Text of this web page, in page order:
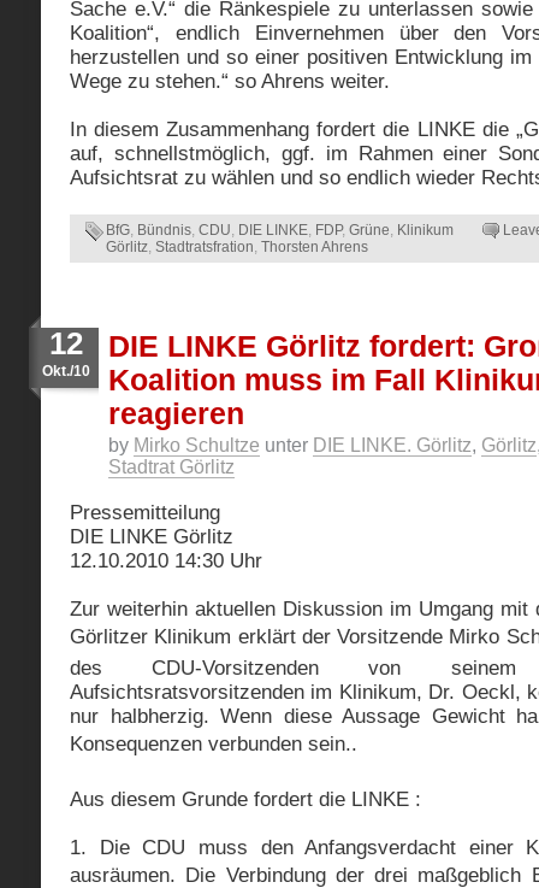
Sache e.V.“ die Ränkespiele zu unterlassen
Koalition“, endlich Einvernehmen über den
herzustellen und so einer positiven Entwicklung
Wege zu stehen.“ so Ahrens weiter.
In diesem Zusammenhang fordert die LINKE die
auf, schnellstmöglich, ggf. im Rahmen einer
Aufsichtsrat zu wählen und so endlich wieder
BfG, Bündnis, CDU, DIE LINKE, FDP, Grüne, Klinikum
Görlitz, Stadtratsfration, Thorsten Ahrens
12
Okt./10
DIE LINKE Görlitz fordert:
Koalition muss im Fall
reagieren
by Mirko Schultze unter DIE LINKE. Görlitz, Görlitz
Stadtrat Görlitz
Pressemitteilung
DIE LINKE Görlitz
12.10.2010 14:30 Uhr
Zur weiterhin aktuellen Diskussion im Umgang mit
Görlitzer Klinikum erklärt der Vorsitzende Mirko
des CDU-Vorsitzenden von
Aufsichtsratsvorsitzenden im Klinikum, Dr. Oeckl,
nur halbherzig. Wenn diese Aussage Gewicht
Konsequenzen verbunden sein..
Aus diesem Grunde fordert die LINKE :
1. Die CDU muss den Anfangsverdacht einer
ausräumen. Die Verbindung der drei maßgeblich